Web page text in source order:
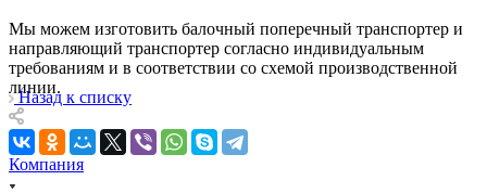
Мы можем изготовить балочный поперечный транспортер и
направляющий транспортер согласно индивидуальным
требованиям и в соответствии со схемой производственной
линии.
Назад к списку
Компания